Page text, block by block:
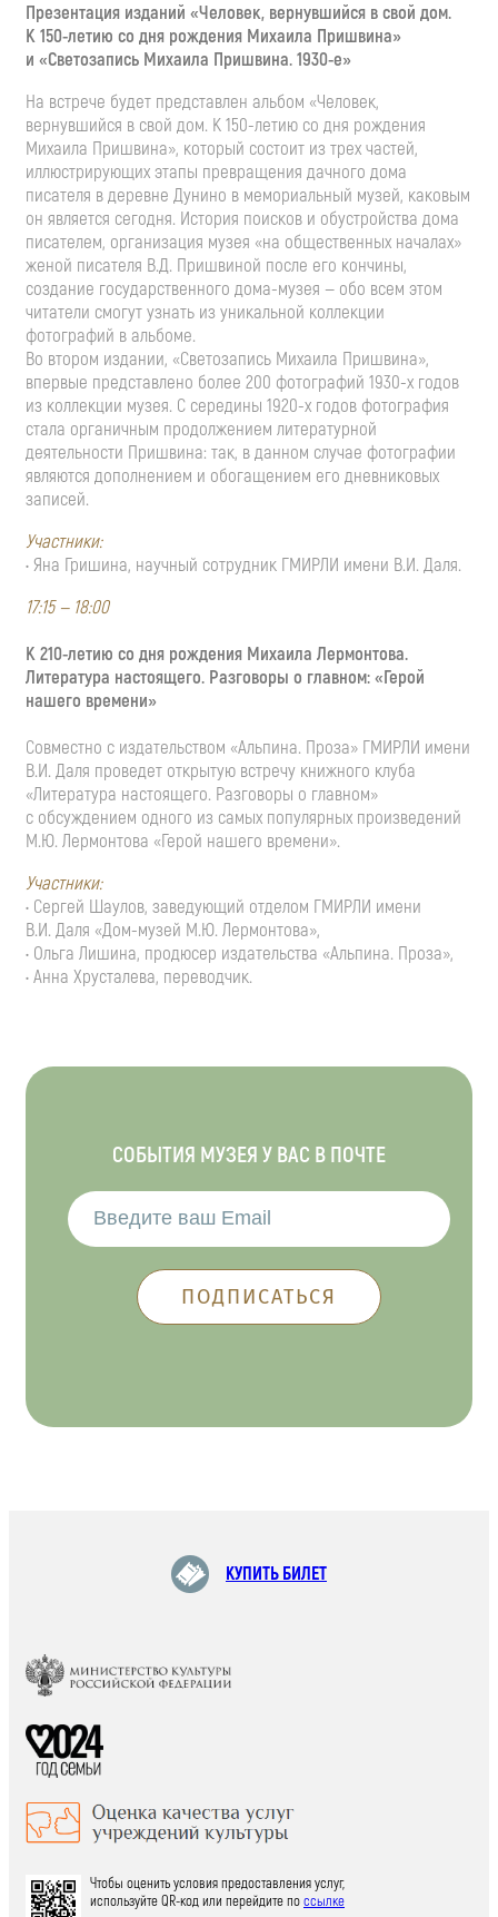
Презентация изданий «Человек, вернувшийся в свой дом.
К 150-летию со дня рождения Михаила Пришвина»
и «Светозапись Михаила Пришвина. 1930-е»
На встрече будет представлен альбом «Человек,
вернувшийся в свой дом. К 150-летию со дня рождения
Михаила Пришвина», который состоит из трех частей,
иллюстрирующих этапы превращения дачного дома
писателя в деревне Дунино в мемориальный музей, каковым
он является сегодня. История поисков и обустройства дома
писателем, организация музея «на общественных началах»
женой писателя В.Д. Пришвиной после его кончины,
создание государственного дома-музея — обо всем этом
читатели смогут узнать из уникальной коллекции
фотографий в альбоме.
Во втором издании, «Светозапись Михаила Пришвина»,
впервые представлено более 200 фотографий 1930-х годов
из коллекции музея. С середины 1920-х годов фотография
стала органичным продолжением литературной
деятельности Пришвина: так, в данном случае фотографии
являются дополнением и обогащением его дневниковых
записей.
Участники:
• Яна Гришина, научный сотрудник ГМИРЛИ имени В.И. Даля.
17:15 — 18:00
К 210-летию со дня рождения Михаила Лермонтова.
Литература настоящего. Разговоры о главном: «Герой
нашего времени»
Совместно с издательством «Альпина. Проза» ГМИРЛИ имени
В.И. Даля проведет открытую встречу книжного клуба
«Литература настоящего. Разговоры о главном»
с обсуждением одного из самых популярных произведений
М.Ю. Лермонтова «Герой нашего времени».
Участники:
• Сергей Шаулов, заведующий отделом ГМИРЛИ имени
В.И. Даля «Дом-музей М.Ю. Лермонтова»,
• Ольга Лишина, продюсер издательства «Альпина. Проза»,
• Анна Хрусталева, переводчик.
СОБЫТИЯ МУЗЕЯ У ВАС В ПОЧТЕ
КУПИТЬ БИЛЕТ
Чтобы оценить условия предоставления услуг,
используйте QR-код или перейдите поссылке